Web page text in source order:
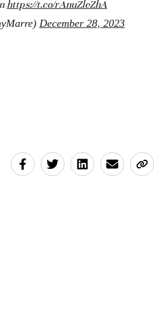
https://t.co/rAnuZleZhA
December 28, 2023